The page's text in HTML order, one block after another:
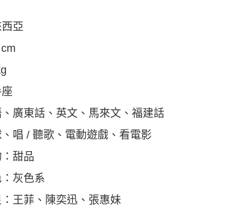
亞
廣東話、英文、馬來文、福建話
唱 / 聽歌、電動遊戲、看電影
甜品
灰色系
王菲、陳奕迅、張惠妹